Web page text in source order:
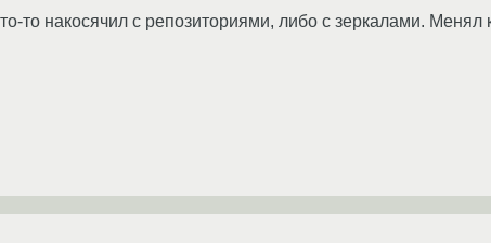
то накосячил с репозиториями, либо с зеркалами. Менял